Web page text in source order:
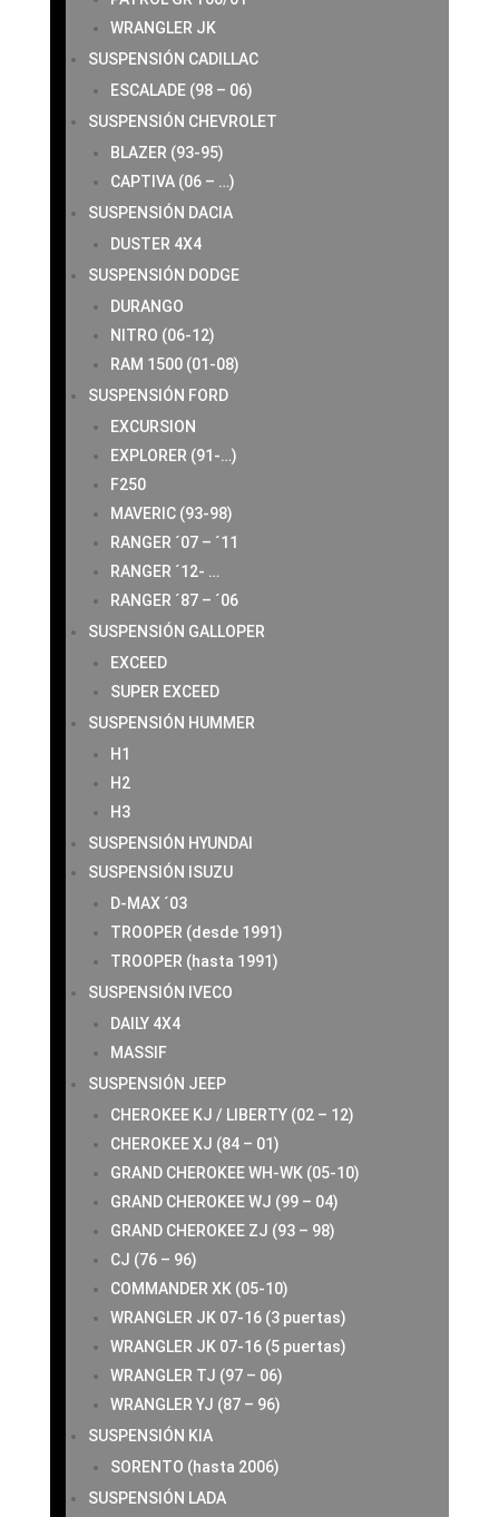
WRANGLER JK
SUSPENSIÓN CADILLAC
ESCALADE (98 – 06)
SUSPENSIÓN CHEVROLET
BLAZER (93-95)
CAPTIVA (06 – …)
SUSPENSIÓN DACIA
DUSTER 4X4
SUSPENSIÓN DODGE
DURANGO
NITRO (06-12)
RAM 1500 (01-08)
SUSPENSIÓN FORD
EXCURSION
EXPLORER (91-…)
F250
MAVERIC (93-98)
RANGER ´07 – ´11
RANGER ´12- …
RANGER ´87 – ´06
SUSPENSIÓN GALLOPER
EXCEED
SUPER EXCEED
SUSPENSIÓN HUMMER
H1
H2
H3
SUSPENSIÓN HYUNDAI
SUSPENSIÓN ISUZU
D-MAX ´03
TROOPER (desde 1991)
TROOPER (hasta 1991)
SUSPENSIÓN IVECO
DAILY 4X4
MASSIF
SUSPENSIÓN JEEP
CHEROKEE KJ / LIBERTY (02 – 12)
CHEROKEE XJ (84 – 01)
GRAND CHEROKEE WH-WK (05-10)
GRAND CHEROKEE WJ (99 – 04)
GRAND CHEROKEE ZJ (93 – 98)
CJ (76 – 96)
COMMANDER XK (05-10)
WRANGLER JK 07-16 (3 puertas)
WRANGLER JK 07-16 (5 puertas)
WRANGLER TJ (97 – 06)
WRANGLER YJ (87 – 96)
SUSPENSIÓN KIA
SORENTO (hasta 2006)
SUSPENSIÓN LADA